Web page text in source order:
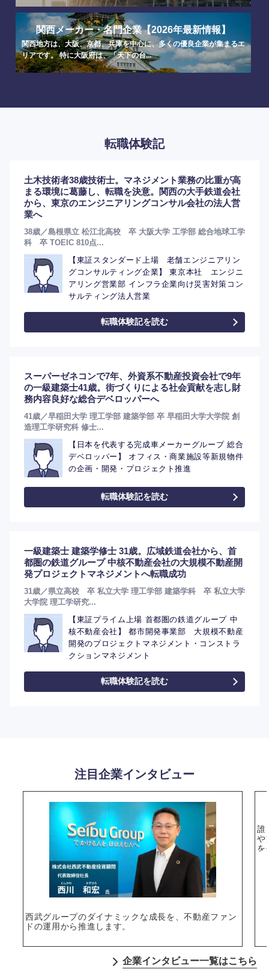
選択する
関西メーカー・名門企業【2026年最新情報】
関西地方は、大阪、京都、兵庫を中心に、多くの優良企業が集まるエ
リアです。 特に大阪府は、「天下の台...
転職体験記
土木技術者38歳技術士。マネジメント業務の比重が高
まる環境に葛藤し、転職を決意。関西の大手鉄道会社
から、東京のエンジニアリングコンサル会社の法人営
業へ
38歳／島根県立 松江北高校 卒 大阪大学 工学部 総合地球工学
科 卒 TOEIC 810点...
【東証スタンダード上場 老舗エンジニアリン
グコンサルティング企業】 東京本社 エンジニ
アリング営業部 インフラ企業向け災害対策コン
サルティング法人営業
転職体験記を読む
スーパーゼネコンで7年、外資系不動産投資会社で9年
の一級建築士41歳。街づくりによる社会貢献を志し財
務内容良好な総合デベロッパーへ
41歳／早稲田大学 理工学部 建築学部 卒 早稲田大学大学院 創
造理工学研究科 修士...
【日本を代表する完成車メーカーグループ 総合
デベロッパー】 オフィス・商業施設等新規物件
の企画・開発・プロジェクト推進
転職体験記を読む
一級建築士 建築学修士 31歳。広域鉄道会社から、首
都圏の鉄道グループ 中核不動産会社の大規模不動産開
発プロジェクトマネジメントへ転職成功
31歳／県立高校 卒 私立大学 理工学部 建築学科 卒 私立大学
大学院 理工学研究...
【東証プライム上場 首都圏の鉄道グループ 中
核不動産会社】 都市開発事業部 大規模不動産
開発のプロジェクトマネジメント・コンストラ
クションマネジメント
転職体験記を読む
注目企業インタビュー
西武グループのダイナミックな成長を、不動産ファン
ドの運用から推進します。
誰
や
を
企業インタビュー一覧はこちら